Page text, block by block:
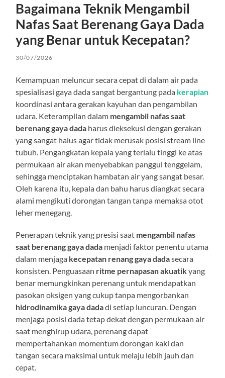
Bagaimana Teknik Mengambil
Nafas Saat Berenang Gaya Dada
yang Benar untuk Kecepatan?
30/07/2026
Kemampuan meluncur secara cepat di dalam air pada
spesialisasi gaya dada sangat bergantung pada kerapian
koordinasi antara gerakan kayuhan dan pengambilan
udara. Keterampilan dalam mengambil nafas saat
berenang gaya dada harus dieksekusi dengan gerakan
yang sangat halus agar tidak merusak posisi stream line
tubuh. Pengangkatan kepala yang terlalu tinggi ke atas
permukaan air akan menyebabkan panggul tenggelam,
sehingga menciptakan hambatan air yang sangat besar.
Oleh karena itu, kepala dan bahu harus diangkat secara
alami mengikuti dorongan tangan tanpa memaksa otot
leher menegang.
Penerapan teknik yang presisi saat mengambil nafas
saat berenang gaya dada menjadi faktor penentu utama
dalam menjaga kecepatan renang gaya dadasecara
konsisten. Penguasaan ritme pernapasan akuatikyang
benar memungkinkan perenang untuk mendapatkan
pasokan oksigen yang cukup tanpa mengorbankan
hidrodinamika gaya dadadi setiap luncuran. Dengan
menjaga posisi dada tetap dekat dengan permukaan air
saat menghirup udara, perenang dapat
mempertahankan momentum dorongan kaki dan
tangan secara maksimal untuk melaju lebih jauh dan
cepat.